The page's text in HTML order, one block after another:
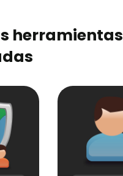
herramientas